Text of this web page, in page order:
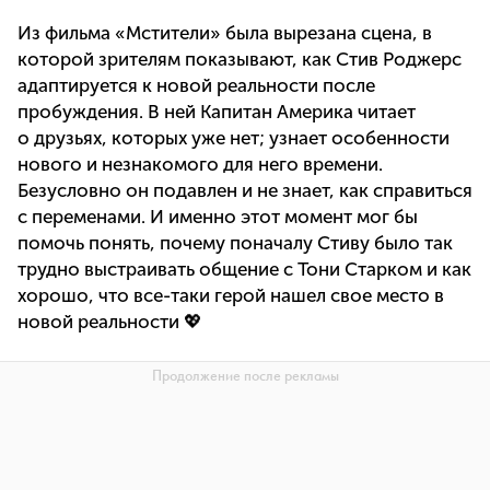
Из фильма «Мстители» была вырезана сцена, в
которой зрителям показывают, как Стив Роджерс
адаптируется к новой реальности после
пробуждения. В ней Капитан Америка читает
о друзьях, которых уже нет; узнает особенности
нового и незнакомого для него времени.
Безусловно он подавлен и не знает, как справиться
с переменами. И именно этот момент мог бы
помочь понять, почему поначалу Стиву было так
трудно выстраивать общение с Тони Старком и как
хорошо, что все-таки герой нашел свое место в
новой реальности 💖